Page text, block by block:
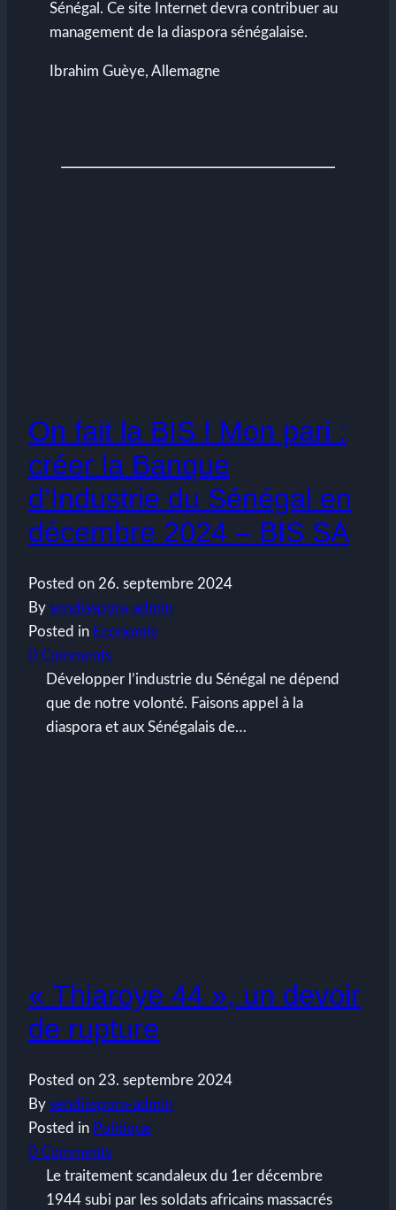
Sénégal. Ce site Internet devra contribuer au
management de la diaspora sénégalaise.
Ibrahim Guèye, Allemagne
On fait la BIS ! Mon pari :
créer la Banque
d’Industrie du Sénégal en
décembre 2024 – BIS SA
Posted on 26. septembre 2024
By sendiaspora-admin
Posted in Economie
0 Comments
Développer l’industrie du Sénégal ne dépend
que de notre volonté. Faisons appel à la
diaspora et aux Sénégalais de…
« Thiaroye 44 », un devoir
de rupture
Posted on 23. septembre 2024
By sendiaspora-admin
Posted in Politique
0 Comments
Le traitement scandaleux du 1er décembre
1944 subi par les soldats africains massacrés